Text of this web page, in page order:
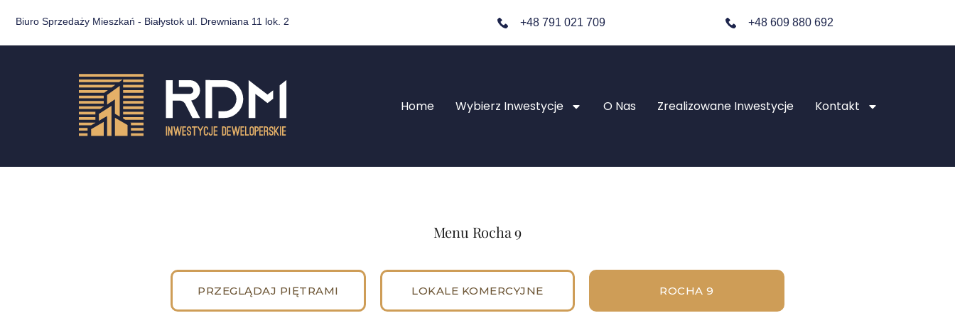
Biuro Sprzedaży Mieszkań - Białystok ul. Drewniana 11 lok. 2 +48 791 021 709 +48 609 880 692
Home Wybierz Inwestycje O Nas Zrealizowane Inwestycje Kontakt
Menu Rocha 9
PRZEGLĄDAJ PIĘTRAMI LOKALE KOMERCYJNE ROCHA 9